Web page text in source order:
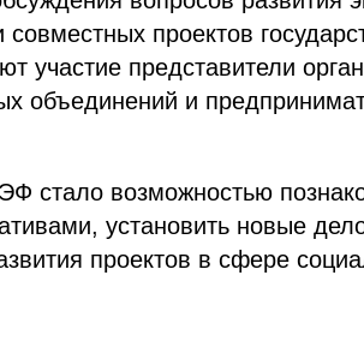
проектов
участие представители
объединений и
стало возможностью
установить новые
проектов в сфере